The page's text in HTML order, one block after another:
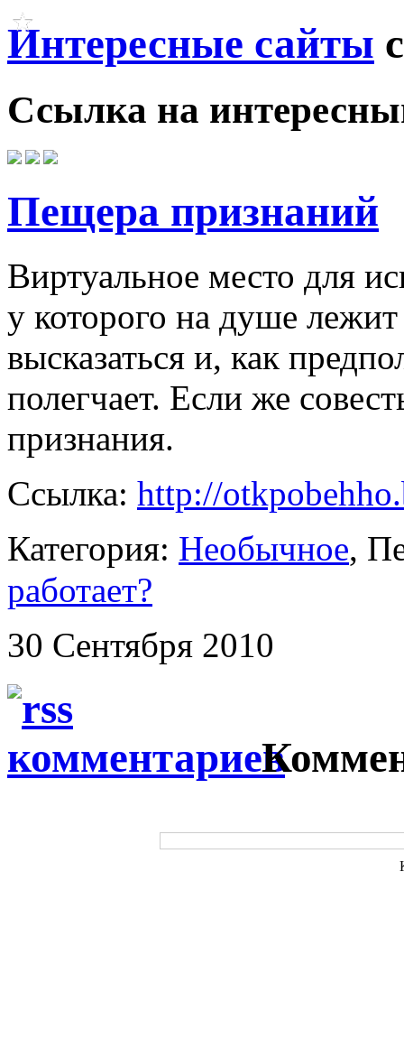
Интересные сайты
Ссылка на
Пещера признаний
Виртуальное место для
у которого на душе
высказаться и, как
полегчает. Если же
признания.
Ссылка: http://
Категория: Необычное ,
работает?
30 Сентября 2010